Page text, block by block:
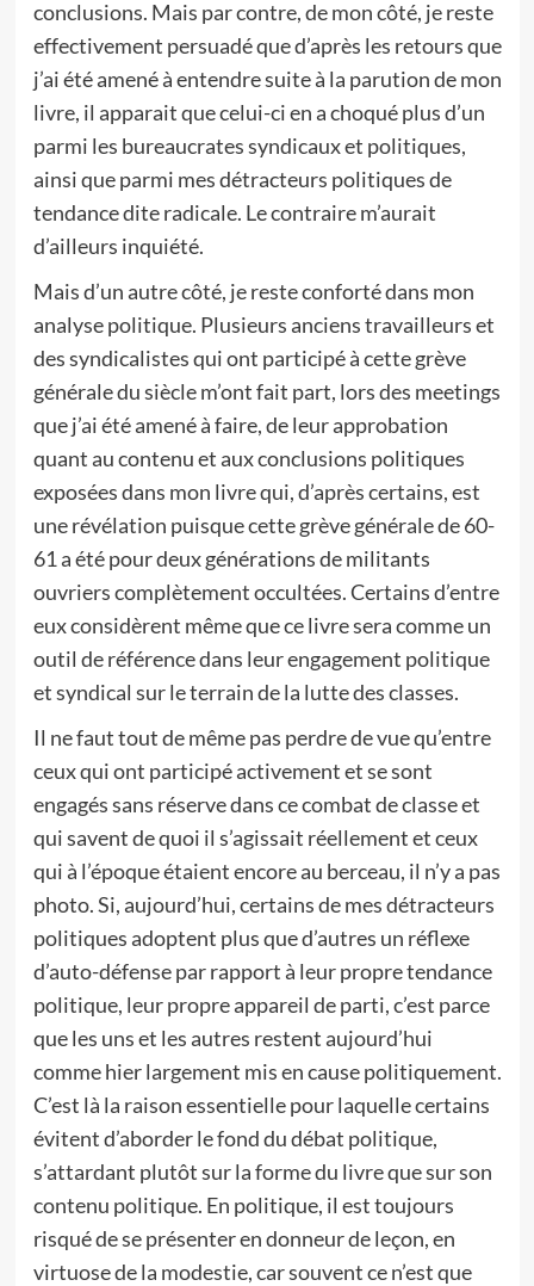
conclusions. Mais par contre, de mon côté, je reste
effectivement persuadé que d’après les retours que
j’ai été amené à entendre suite à la parution de mon
livre, il apparait que celui-ci en a choqué plus d’un
parmi les bureaucrates syndicaux et politiques,
ainsi que parmi mes détracteurs politiques de
tendance dite radicale. Le contraire m’aurait
d’ailleurs inquiété.
Mais d’un autre côté, je reste conforté dans mon
analyse politique. Plusieurs anciens travailleurs et
des syndicalistes qui ont participé à cette grève
générale du siècle m’ont fait part, lors des meetings
que j’ai été amené à faire, de leur approbation
quant au contenu et aux conclusions politiques
exposées dans mon livre qui, d’après certains, est
une révélation puisque cette grève générale de 60-
61 a été pour deux générations de militants
ouvriers complètement occultées. Certains d’entre
eux considèrent même que ce livre sera comme un
outil de référence dans leur engagement politique
et syndical sur le terrain de la lutte des classes.
Il ne faut tout de même pas perdre de vue qu’entre
ceux qui ont participé activement et se sont
engagés sans réserve dans ce combat de classe et
qui savent de quoi il s’agissait réellement et ceux
qui à l’époque étaient encore au berceau, il n’y a pas
photo. Si, aujourd’hui, certains de mes détracteurs
politiques adoptent plus que d’autres un réflexe
d’auto-défense par rapport à leur propre tendance
politique, leur propre appareil de parti, c’est parce
que les uns et les autres restent aujourd’hui
comme hier largement mis en cause politiquement.
C’est là la raison essentielle pour laquelle certains
évitent d’aborder le fond du débat politique,
s’attardant plutôt sur la forme du livre que sur son
contenu politique. En politique, il est toujours
risqué de se présenter en donneur de leçon, en
virtuose de la modestie, car souvent ce n’est que